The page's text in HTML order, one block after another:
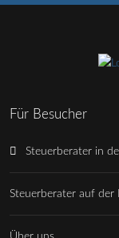
Für Besucher
Steuerberater in
Steuerberater auf der